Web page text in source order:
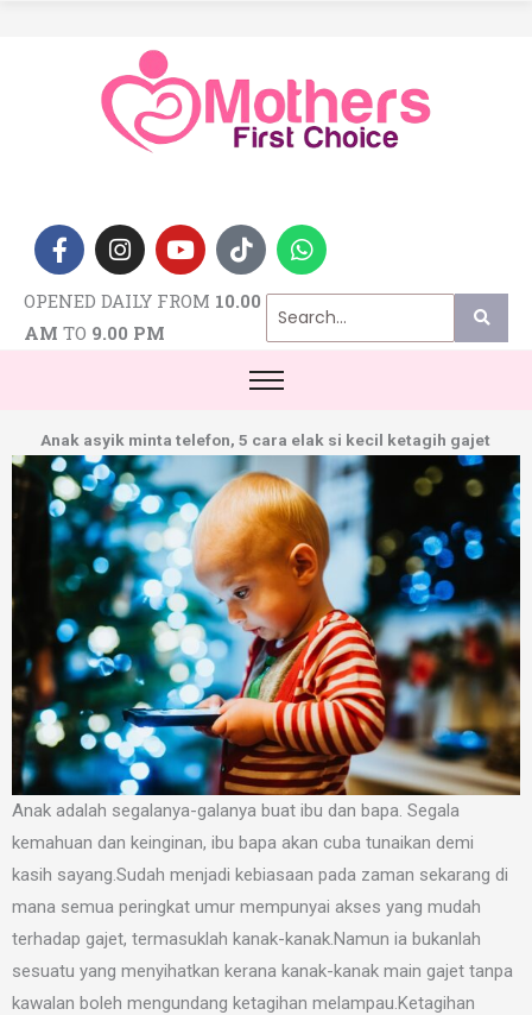
a
c
e
b
o
f
n
s
t
a
g
o
u
t
u
i
k
t
o
h
a
t
s
a
OPENED DAILY FROM 10.00
AM TO 9.00 PM
Anak asyik minta telefon, 5 cara elak si kecil ketagih gajet
Anak adalah segalanya-galanya buat ibu dan bapa. Segala
kemahuan dan keinginan, ibu bapa akan cuba tunaikan demi
kasih sayang.Sudah menjadi kebiasaan pada zaman sekarang di
mana semua peringkat umur mempunyai akses yang mudah
terhadap gajet, termasuklah kanak-kanak.Namun ia bukanlah
sesuatu yang menyihatkan kerana kanak-kanak main gajet tanpa
kawalan boleh mengundang ketagihan melampau.Ketagihan